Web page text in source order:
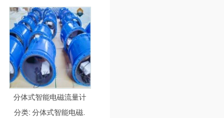
分体式智能电磁流量计
分类: 分体式智能电磁.